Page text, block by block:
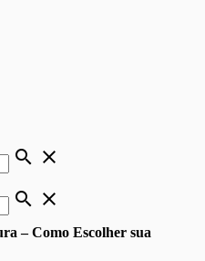
search close
search close
– Como Escolher sua